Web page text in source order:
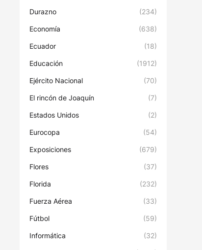
Durazno (234)
Economía (638)
Ecuador (18)
Educación (1912)
Ejército Nacional (70)
El rincón de Joaquín (7)
Estados Unidos (2)
Eurocopa (54)
Exposiciones (679)
Flores (37)
Florida (232)
Fuerza Aérea (33)
Fútbol (59)
Informática (32)